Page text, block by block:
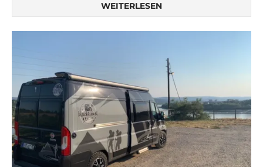
WEITERLESEN